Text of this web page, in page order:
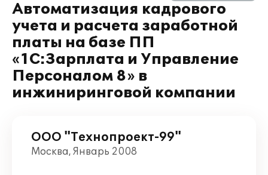
Автоматизация кадрового
учета и расчета заработной
платы на базе ПП
«1С:Зарплата и Управление
Персоналом 8» в
инжиниринговой компании
ООО "Технопроект-99"
Москва, Январь 2008